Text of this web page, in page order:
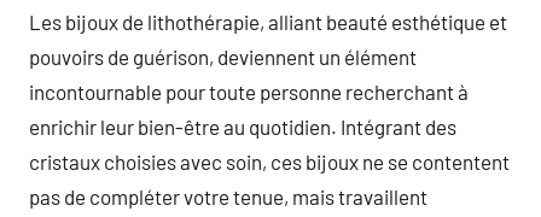
Les bijoux de lithothérapie, alliant beauté esthétique et
pouvoirs de guérison, deviennent un élément
incontournable pour toute personne recherchant à
enrichir leur bien-être au quotidien. Intégrant des
cristaux choisies avec soin, ces bijoux ne se contentent
pas de compléter votre tenue, mais travaillent